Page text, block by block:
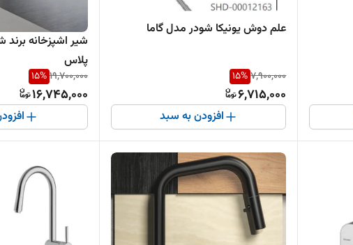
علم دوش یونیکا شودر مدل گاما
7,900,000
15%
6,715,000
افزودن به سبد
شیر اشپزخانه
پلاس
19,700,000
15%
16,745,000